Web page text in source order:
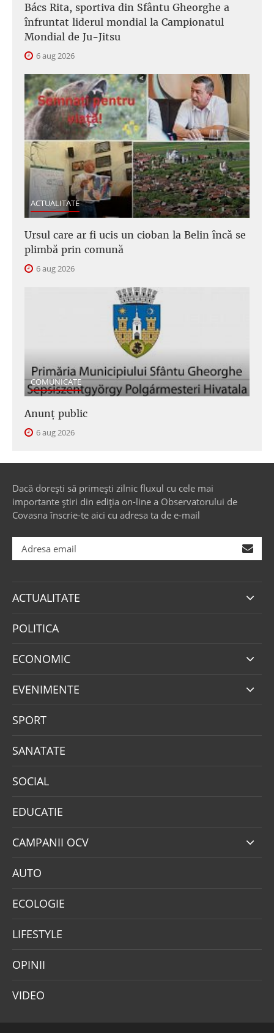
Bács Rita, sportiva din Sfântu Gheorghe a
înfruntat liderul mondial la Campionatul
Mondial de Ju-Jitsu
6 aug 2026
ACTUALITATE
Ursul care ar fi ucis un cioban la Belin încă se
plimbă prin comună
6 aug 2026
COMUNICATE
Anunţ public
6 aug 2026
Dacă dorești să primești zilnic fluxul cu cele mai
importante știri din ediția on-line a Observatorului de
Covasna înscrie-te aici cu adresa ta de e-mail
ACTUALITATE
POLITICA
ECONOMIC
EVENIMENTE
SPORT
SANATATE
SOCIAL
EDUCATIE
CAMPANII OCV
AUTO
ECOLOGIE
LIFESTYLE
OPINII
VIDEO